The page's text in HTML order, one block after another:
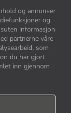
og annonser
og
informasjon
partnerne våre
som
du har gjort
inn gjennom